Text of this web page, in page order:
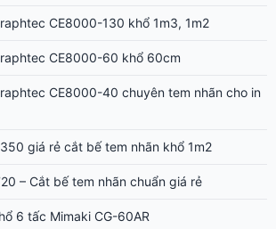
CE8000-130 khổ 1m3, 1m2
CE8000-60 khổ 60cm
CE8000-40 chuyên tem nhãn cho in
giá rẻ cắt bế tem nhãn khổ 1m2
– Cắt bế tem nhãn chuẩn giá rẻ
6 tấc Mimaki CG-60AR